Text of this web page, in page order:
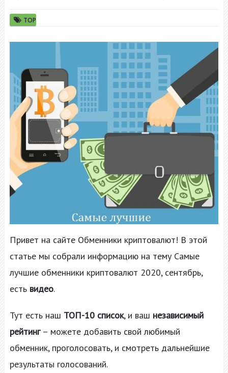
TOP
Привет на сайте Обменники криптовалют! В этой
статье мы собрали информацию на тему Самые
лучшие обменники криптовалют 2020, сентябрь,
есть видео.
Тут есть наш ТОП-10 список, и ваш независимый
рейтинг– можете добавить свой любимый
обменник, проголосовать, и смотреть дальнейшие
результаты голосований.